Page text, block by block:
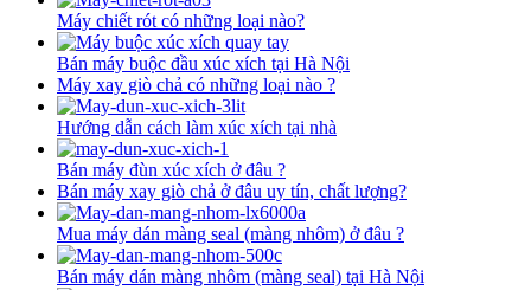
Máy chiết rót có những loại nào?
Bán máy buộc đầu xúc xích tại Hà Nội
Máy xay giò chả có những loại nào ?
Hướng dẫn cách làm xúc xích tại nhà
Bán máy đùn xúc xích ở đâu ?
Bán máy xay giò chả ở đâu uy tín, chất lượng?
Mua máy dán màng seal (màng nhôm) ở đâu ?
Bán máy dán màng nhôm (màng seal) tại Hà Nội